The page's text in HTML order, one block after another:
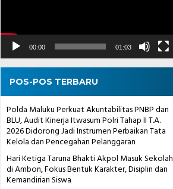
00:00 01:03
POS-POS TERBARU
Polda Maluku Perkuat Akuntabilitas PNBP dan
BLU, Audit Kinerja Itwasum Polri Tahap II T.A.
2026 Didorong Jadi Instrumen Perbaikan Tata
Kelola dan Pencegahan Pelanggaran
Hari Ketiga Taruna Bhakti Akpol Masuk Sekolah
di Ambon, Fokus Bentuk Karakter, Disiplin dan
Kemandirian Siswa